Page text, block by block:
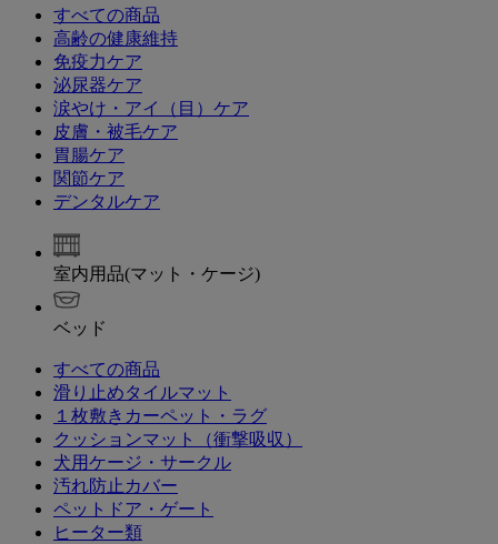
すべての商品
高齢の健康維持
免疫力ケア
泌尿器ケア
涙やけ・アイ（目）ケア
皮膚・被毛ケア
胃腸ケア
関節ケア
デンタルケア
室内用品(マット・ケージ)
ベッド
すべての商品
滑り止めタイルマット
１枚敷きカーペット・ラグ
クッションマット（衝撃吸収）
犬用ケージ・サークル
汚れ防止カバー
ペットドア・ゲート
ヒーター類